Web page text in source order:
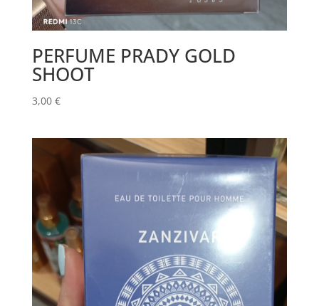
PERFUME PRADY GOLD
SHOOT
3,00 €